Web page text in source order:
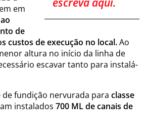
em
de
custos de execução no local.Ao
altura no início da linha de
escavar tanto para instalá-
de fundição nervurada para classe
instalados 700 ML de canais de